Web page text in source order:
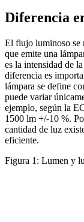
Diferencia
El flujo luminoso se
que emite una
es la intensidad de
diferencia es
lámpara se define
puede variar
ejemplo, según la
1500 lm +/-10 %.
cantidad de luz
eficiente.
Figura 1: Lumen y